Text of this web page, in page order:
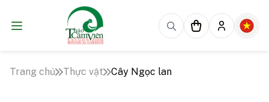
Trang chủ Thực vật Cây Ngọc lan